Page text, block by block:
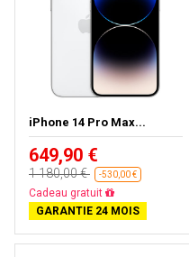
iPhone 14 Pro Max...
649,90 €
1 180,00 € -530,00 €
Cadeau gratuit
GARANTIE 24 MOIS